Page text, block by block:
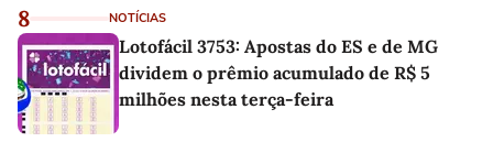
8 NOTÍCIAS
Lotofácil 3753: Apostas do ES e de MG
dividem o prêmio acumulado de R$ 5
milhões nesta terça-feira